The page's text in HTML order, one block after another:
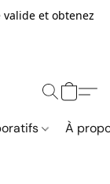
et obtenez
À